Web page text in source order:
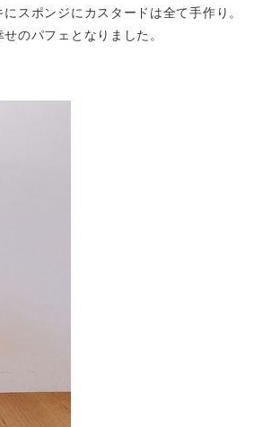
スポンジにカスタードは全て手作り。
のパフェとなりました。